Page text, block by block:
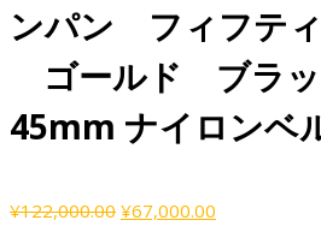
ンパン フィフテ
ゴールド ブラ
45mm ナイロンベ
¥122,000.00 元
¥67,000.00